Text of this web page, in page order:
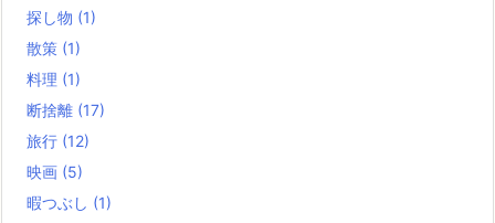
探し物 (1)
散策 (1)
料理 (1)
断捨離 (17)
旅行 (12)
映画 (5)
暇つぶし (1)